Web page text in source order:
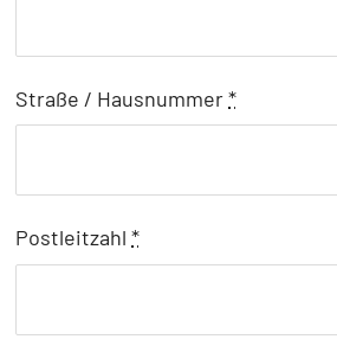
Straße / Hausnummer*
Postleitzahl*